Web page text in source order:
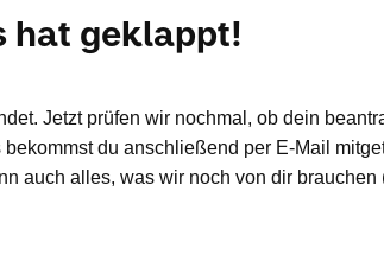
hat geklappt!
Jetzt prüfen wir nochmal, ob dein
du anschließend per E-Mail
auch alles, was wir noch von dir